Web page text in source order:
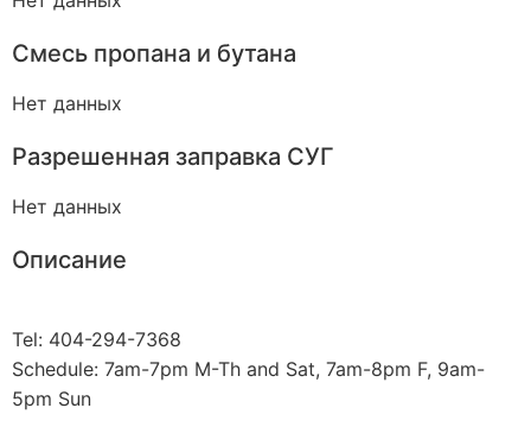
Смесь пропана и бутана
Нет данных
Разрешенная заправка СУГ
Нет данных
Описание
Tel: 404-294-7368
Schedule: 7am-7pm M-Th and Sat, 7am-8pm F, 9am-
5pm Sun